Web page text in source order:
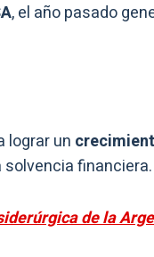
, el año pasado
lograr un
solvencia financiera.
de la